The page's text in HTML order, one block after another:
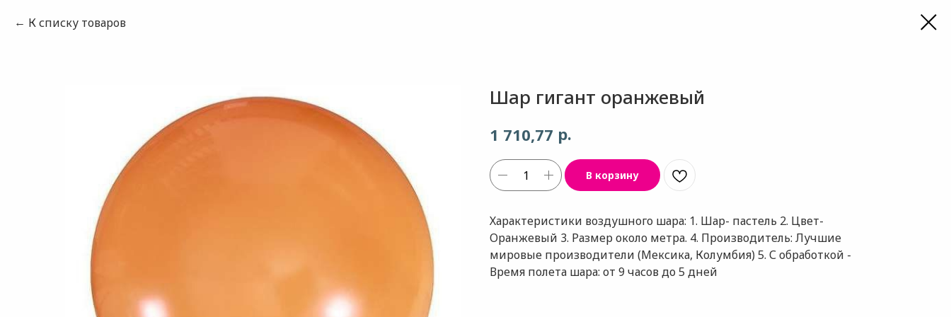
К списку товаров
Шар гигант оранжевый
1 710,77 р.
В корзину
Характеристики воздушного шара: 1. Шар- пастель 2. Цвет-
Оранжевый 3. Размер около метра. 4. Производитель: Лучшие
мировые производители (Мексика, Колумбия) 5. С обработкой -
Время полета шара: от 9 часов до 5 дней